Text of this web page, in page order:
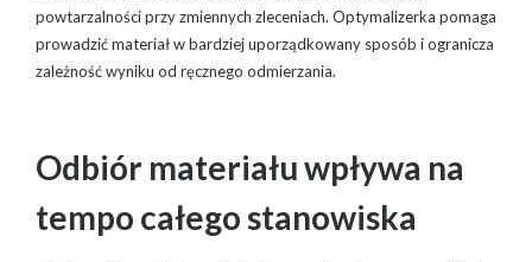
powtarzalności przy zmiennych zleceniach. Optymalizerka pomaga
prowadzić materiał w bardziej uporządkowany sposób i ogranicza
zależność wyniku od ręcznego odmierzania.
Odbiór materiału wpływa na
tempo całego stanowiska